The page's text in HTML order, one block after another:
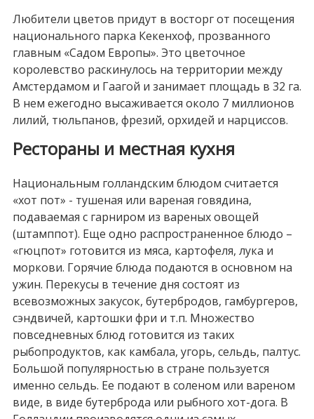
Любители цветов придут в восторг от посещения
национального парка Кекенхоф, прозванного
главным «Садом Европы». Это цветочное
королевство раскинулось на территории между
Амстердамом и Гаагой и занимает площадь в 32 га.
В нем ежегодно высаживается около 7 миллионов
лилий, тюльпанов, фрезий, орхидей и нарциссов.
Рестораны и местная кухня
Национальным голландским блюдом считается
«хот пот» - тушеная или вареная говядина,
подаваемая с гарниром из вареных овощей
(штамппот). Еще одно распространенное блюдо –
«гюцпот» готовится из мяса, картофеля, лука и
моркови. Горячие блюда подаются в основном на
ужин. Перекусы в течение дня состоят из
всевозможных закусок, бутербродов, гамбургеров,
сэндвичей, картошки фри и т.п. Множество
повседневных блюд готовится из таких
рыбопродуктов, как камбала, угорь, сельдь, палтус.
Большой популярностью в стране пользуется
именно сельдь. Ее подают в соленом или вареном
виде, в виде бутерброда или рыбного хот-дога. В